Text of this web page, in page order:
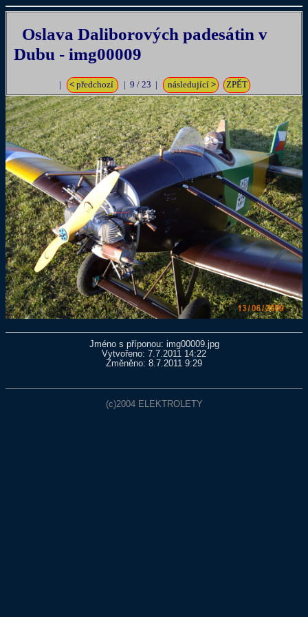
Oslava Daliborových padesátin v
Dubu - img00009
<předchozí | 9 / 23 | následující > ZPĚT
Jméno s příponou: img00009.jpg
Vytvořeno: 7.7.2011 14:22
Změněno: 8.7.2011 9:29
(c)2004 ELEKTROLETY